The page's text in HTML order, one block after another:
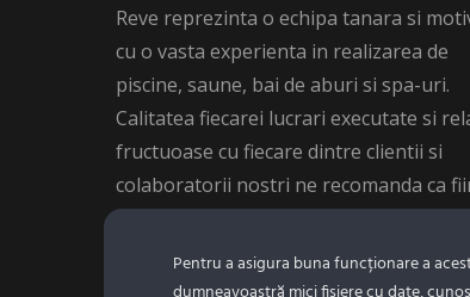
Reve reprezinta o echipa tanara si
cu o vasta experienta in realizarea de
piscine, saune, bai de aburi si spa-uri.
Calitatea fiecarei lucrari executate si
fructuoase cu fiecare dintre clientii si
colaboratorii nostri ne recomanda ca
companie de varf in domeniu.
Pentru a asigura buna funcționare a